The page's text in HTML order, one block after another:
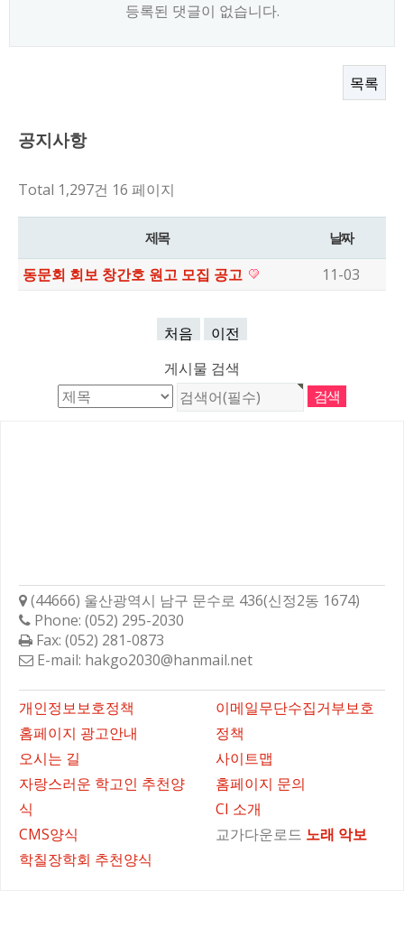
등록된 댓글이 없습니다.
목록
공지사항
Total 1,297건 16 페이지
제목 날짜
동문회 회보 창간호 원고 모집 공고 11-03
처음
이전
게시물 검색
(44666) 울산광역시 남구 문수로 436(신정2동 1674)
Phone: (052) 295-2030
Fax: (052) 281-0873
E-mail: hakgo2030@hanmail.net
개인정보보호정책
홈페이지 광고안내
오시는 길
자랑스러운 학고인 추천양
식
CMS양식
학칠장학회 추천양식
이메일무단수집거부보호
정책
사이트맵
홈페이지 문의
CI 소개
교가다운로드 노래 악보